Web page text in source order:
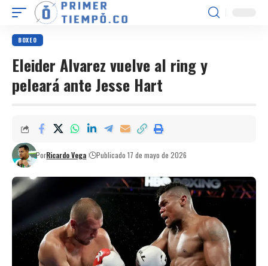
BOXEO
Eleider Alvarez vuelve al ring y
peleará ante Jesse Hart
PorRicardo Vega Publicado 17 de mayo de 2026